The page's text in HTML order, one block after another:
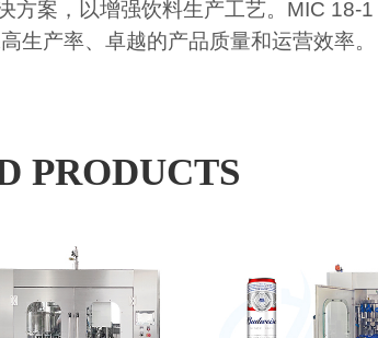
方案，以增强饮料生产工艺。MIC 18-1
生产率、卓越的产品质量和运营效率。
PRODUCTS